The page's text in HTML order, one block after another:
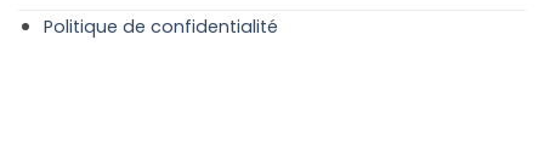
Politique de confidentialité